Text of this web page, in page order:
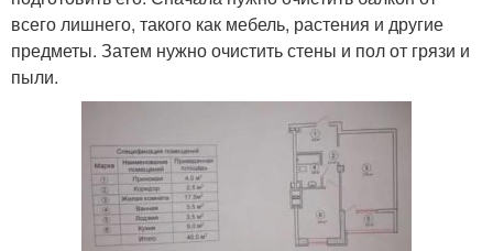
всего лишнего, такого как мебель, растения и другие
предметы. Затем нужно очистить стены и пол от грязи и
пыли.